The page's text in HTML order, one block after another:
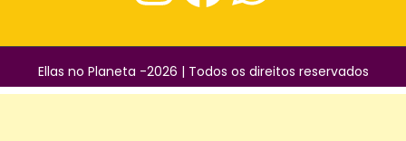
Ellas no Planeta -2026 | Todos os direitos reservados